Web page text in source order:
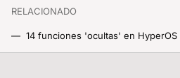
RELACIONADO